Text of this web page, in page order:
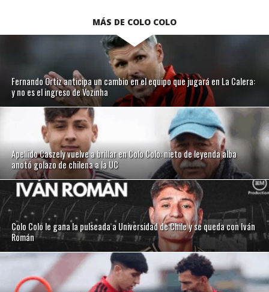
MÁS DE COLO COLO
Fernando Ortiz anticipa un cambio en el equipo que jugará en La Calera:
y no es el ingreso de Vozinha
Apellido Caszely vuelve a brillar en Colo Colo: nieto de leyenda alba
anotó golazo de chilena a la UC
Colo Colo le gana la pulseada a Universidad de Chile y se queda con Iván
Román